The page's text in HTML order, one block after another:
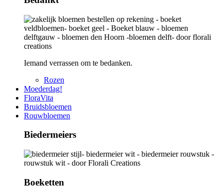
Iemand verrassen om te bedanken.
Rozen
Moederdag!
FloraVita
Bruidsbloemen
Rouwbloemen
Biedermeiers
Boeketten